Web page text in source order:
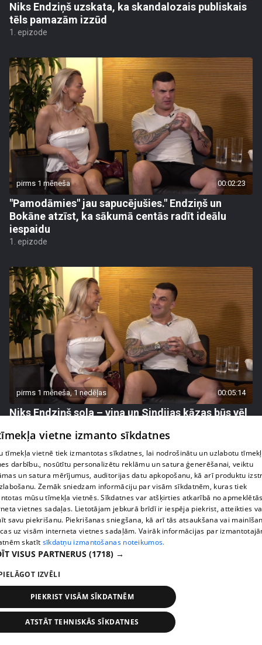
Niks Endziņš uzskata, ka skandalozais publiskais
tēls pamazām izzūd
1. epizode
pirms 1 mēneša 00:02:23
"Pamodāmies" jau sapucējušies." Endziņš un
Bokāne atzīst, ka sākumā centās radīt ideālu
iespaidu
1. epizode
pirms 1 mēneša, 1 nedēļas 00:05:14
Niks Endziņš sola – viņa un Sindijas kāzas būs vēl
1. epizode
Niks Endziņš atzīstas – pirms pirmās tikšanās
viņam bijis maldīgs priekšstats par Sindijas
izskatu
vietne izmanto sīkdatnes
tīmekļa vietnē tiek izmantotas sīkdatnes, lai nodrošinātu un uzlabotu
darbību., nosūtītu personalizētu reklāmu un satura ģenerēšanai, veiktu
un satura mērījumus, auditorijas datu apkopošanu, kā arī produktu
Zemāk sniedzam informāciju par visām sīkdatnēm, kuras tiek
mūsu tīmekļa vietnēs. Sīkdatnes var atšķirties atkarībā no
vietnes sadaļas. Lietotājam jebkurā brīdī ir iespēja piekrist, atteikties
savu piekrišanu. Piekrišanas sniegšana, kā arī tās atsaukšana vai
uz visām interneta vietnes sadaļām. Vairāk informācijas par
skatīt sīkdatņu izmantošanas noteikumos.
VISUS PARTNERUS (1718) →
IZVĒLI
PIEKRIST VISĀM SĪKDATNĒM
ATSTĀT TEHNISKĀS SĪKDATNES